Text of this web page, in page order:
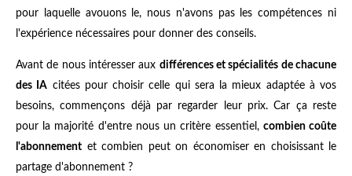
pour laquelle avouons le, nous n'avons pas les compétences ni
l'expérience nécessaires pour donner des conseils.
Avant de nous intéresser aux différences et spécialités de chacune
des IA citées pour choisir celle qui sera la mieux adaptée à vos
besoins, commençons déjà par regarder leur prix. Car ça reste
pour la majorité d'entre nous un critère essentiel, combien coûte
l'abonnement et combien peut on économiser en choisissant le
partage d'abonnement ?